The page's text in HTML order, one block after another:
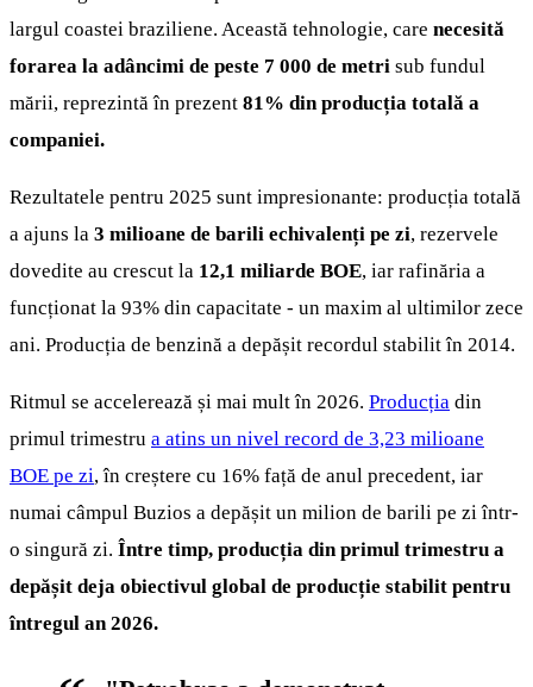
largul coastei braziliene. Această tehnologie, care necesită
forarea la adâncimi de peste 7 000 de metri sub fundul
mării, reprezintă în prezent 81% din producția totală a
companiei.
Rezultatele pentru 2025 sunt impresionante: producția totală
a ajuns la 3 milioane de barili echivalenți pe zi, rezervele
dovedite au crescut la 12,1 miliarde BOE, iar rafinăria a
funcționat la 93% din capacitate - un maxim al ultimilor zece
ani. Producția de benzină a depășit recordul stabilit în 2014.
Ritmul se accelerează și mai mult în 2026. Producția din
primul trimestru a atins un nivel record de 3,23 milioane
BOE pe zi, în creștere cu 16% față de anul precedent, iar
numai câmpul Buzios a depășit un milion de barili pe zi într-
o singură zi. Între timp, producția din primul trimestru a
depășit deja obiectivul global de producție stabilit pentru
întregul an 2026.